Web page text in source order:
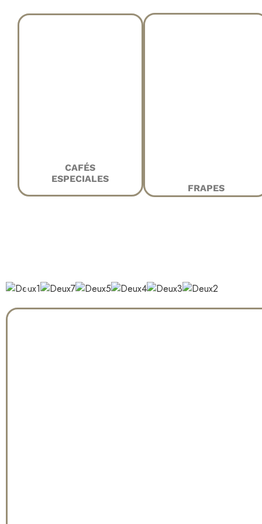
CAFÉS
ESPECIALES
FRAPES